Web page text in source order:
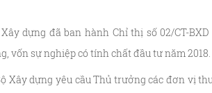
Xây dựng đã ban hành Chỉ thị số 02/CT-
vốn sự nghiệp có tính chất đầu tư năm
Xây dựng yêu cầu Thủ trưởng các đơn vị